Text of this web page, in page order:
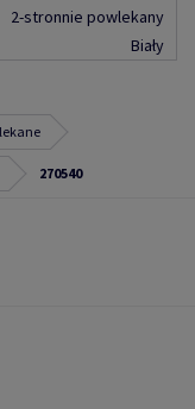
2-stronnie powlekany
Biały
270540